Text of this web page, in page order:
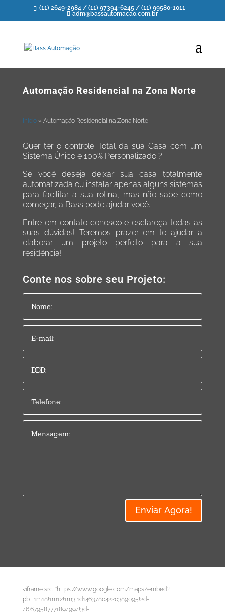
(11) 2649-2984 / (11) 97394-6245 / (11) 99580-1011
adm@bassautomacao.com.br
Automação Residencial na Zona Norte
Início» Automação Residencial na Zona Norte
Quer ter o controle Total da sua Casa com um
Sistema Único e 100% Personalizado ?
Se você deseja deixar sua casa totalmente
automatizada ou instalar apenas alguns sistemas
para facilitar a sua rotina, mas não sabe como
começar, a Bass pode ajudar você.
Entre em contato conosco e esclareça todas as
suas dúvidas! Teremos prazer em te ajudar a
elaborar um projeto perfeito para a sua
residência!
Conte nos sobre seu Projeto:
Enviar Agora!
<iframe src="https://www.google.com/maps/embed?
pb=!1m18!1m12!1m3!1d14637.804220389095!2d-
46.679587771894994!3d-